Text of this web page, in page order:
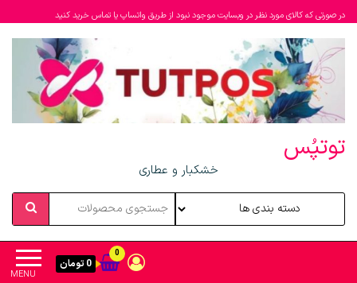
در صورتی که کالای مورد نظر در وبسایت موجود نبود از طریق واتساپ یا تماس خرید کنید
توتپُس
خشکبار و عطاری
MENU
0
0 تومان